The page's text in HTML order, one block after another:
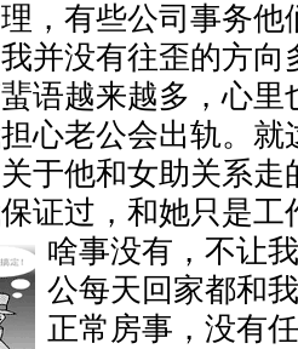
，有些公司事务他
并没有往歪的方向
语越来越多，心里
心老公会出轨。就
于他和女助关系走
证过，和她只是工
啥事没有， 不让
公每天回家都和
正常房事，没有